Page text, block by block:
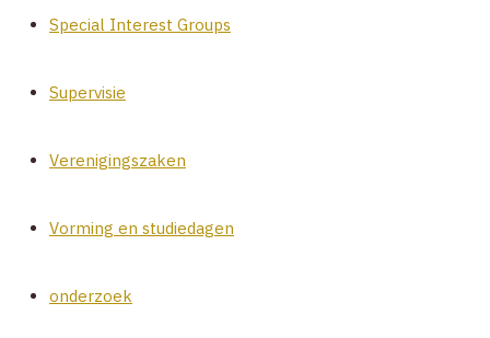
Special Interest Groups
Supervisie
Verenigingszaken
Vorming en studiedagen
onderzoek